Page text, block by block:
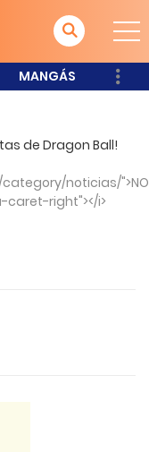
MANGÁS
de Dragon Ball!
noticias/
caret-right"></i>